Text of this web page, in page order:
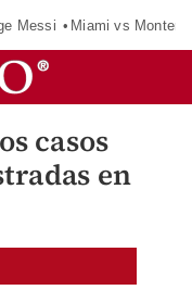
Messi Miami vs
casos
en